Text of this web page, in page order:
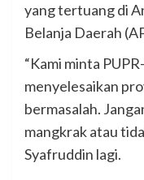
yang tertuang di
Belanja Daerah
“Kami minta
menyelesaikan
bermasalah.
mangkrak atau
Syafruddin lagi.